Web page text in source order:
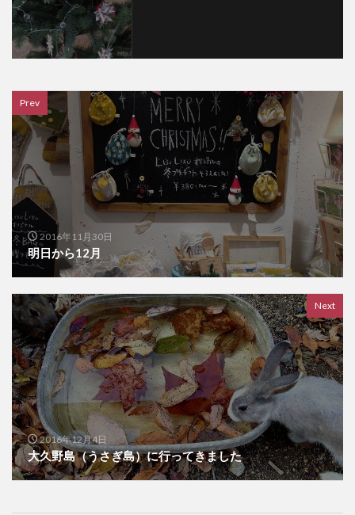
Prev
2016年11月30日
明日から12月
Next
2016年12月4日
大久野島（うさぎ島）に行ってきました